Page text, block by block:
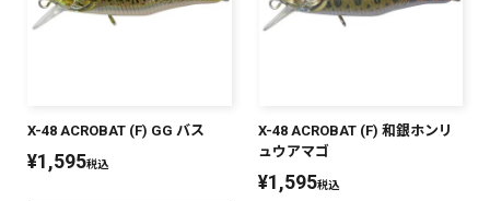
X-48 ACROBAT (F) GG バス
¥1,595税込
X-48 ACROBAT (F) 和銀ホンリ
ュウアマゴ
¥1,595税込